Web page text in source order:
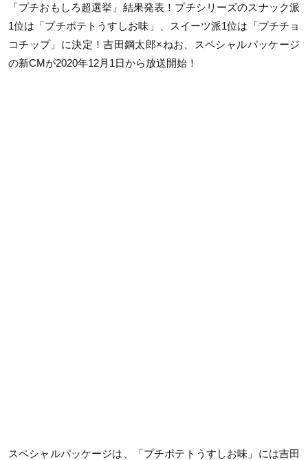
「プチおもしろ超選挙」結果発表！プチシリーズのスナック派
1位は「プチポテトうすしお味」、スイーツ派1位は「プチチョ
コチップ」に決定！吉田鋼太郎×ねお、スペシャルパッケージ
の新CMが2020年12月1日から放送開始！
スペシャルパッケージは、「プチポテトうすしお味」には吉田